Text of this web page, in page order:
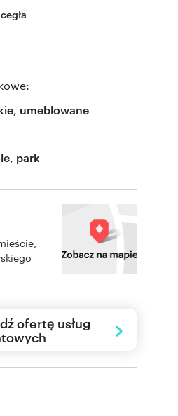
cegła
umeblowane
park
ofertę usług